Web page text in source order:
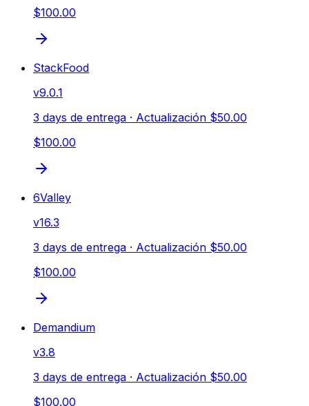
$100.00
StackFood
v9.0.1
3 days de entrega · Actualización $50.00
$100.00
6Valley
v16.3
3 days de entrega · Actualización $50.00
$100.00
Demandium
v3.8
3 days de entrega · Actualización $50.00
$100.00